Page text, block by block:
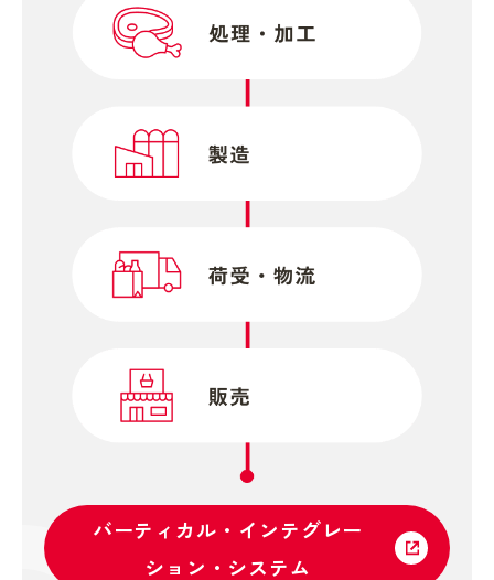
バーティカル・インテグレー
ション・システム